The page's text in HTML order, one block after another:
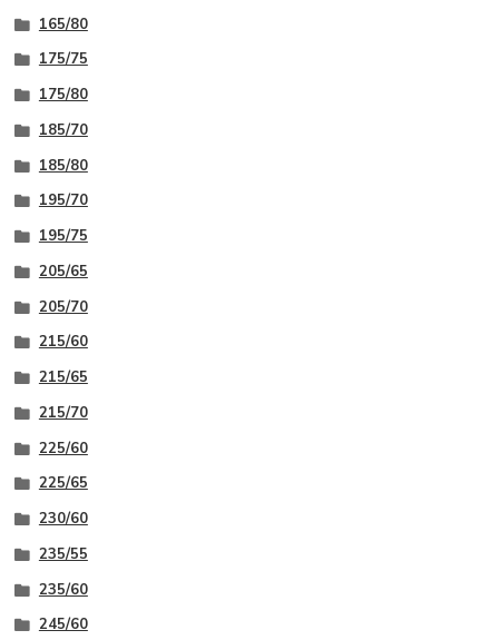
165/80
175/75
175/80
185/70
185/80
195/70
195/75
205/65
205/70
215/60
215/65
215/70
225/60
225/65
230/60
235/55
235/60
245/60